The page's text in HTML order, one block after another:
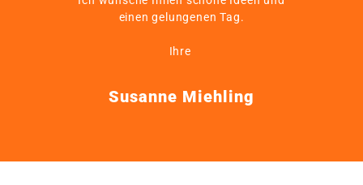
einen gelungenen Tag.
Ihre
Susanne Miehling